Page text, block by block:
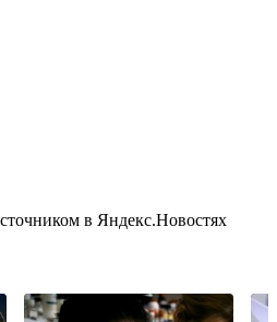
в Яндекс.Новостях